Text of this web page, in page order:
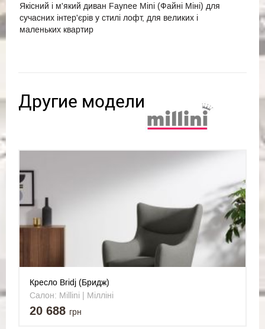
Якісний і м'який диван Faynee Mini (Файні Міні) для
сучасних інтер'єрів у стилі лофт, для великих і
маленьких квартир
Другие модели
Кресло Bridj (Бридж)
Салон: Millini | Мілліні
20 688 грн